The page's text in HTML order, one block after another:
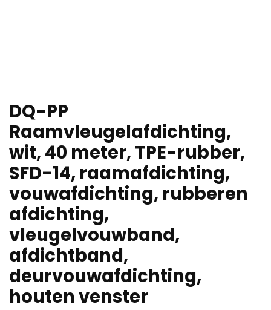
DQ-PP
Raamvleugelafdichting,
wit, 40 meter, TPE-rubber,
SFD-14, raamafdichting,
vouwafdichting, rubberen
afdichting,
vleugelvouwband,
afdichtband,
deurvouwafdichting,
houten venster